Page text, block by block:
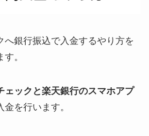
へ銀行振込で入金するやり方を
。
ェックと楽天銀行のスマホアプ
金を行います。